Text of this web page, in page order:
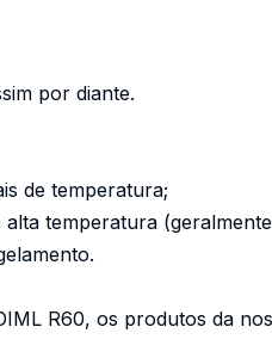
por diante.
de temperatura;
temperatura
R60, os produtos da